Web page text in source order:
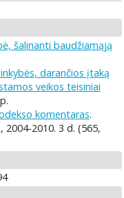
šalinanti baudžiamąją
darančios įtaką
veikos teisiniai
komentaras.
2004-2010. 3 d. (565,